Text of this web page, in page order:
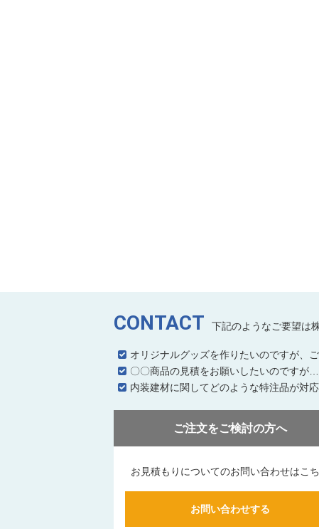
CONTACT 下記のようなご要望は
オリジナルグッズを作りたいのですが、
〇〇商品の見積をお願いしたいのですが…
内装建材に関してどのような特注品が対
ご注文をご検討の方へ
お見積もりについてのお問い合わせはこ
お問い合わせする